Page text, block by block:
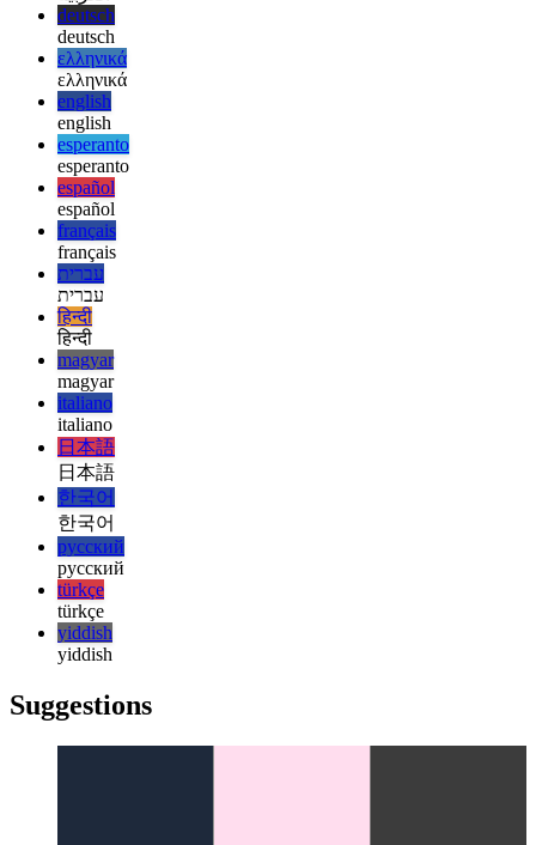
afrikaans
العربية
العربية
deutsch
deutsch
ελληνικά
ελληνικά
english
english
esperanto
esperanto
español
español
français
français
עברית
עברית
हिन्दी
हिन्दी
magyar
magyar
italiano
italiano
日本語
日本語
한국어
한국어
русский
русский
türkçe
türkçe
yiddish
yiddish